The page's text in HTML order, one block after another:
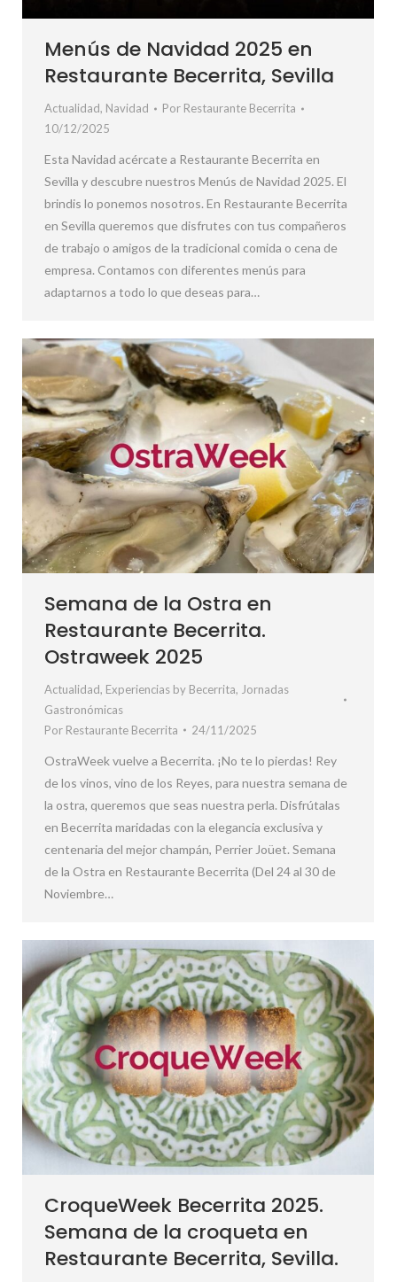
Menús de Navidad 2025 en
Restaurante Becerrita, Sevilla
Actualidad, Navidad Por Restaurante Becerrita
10/12/2025
Esta Navidad acércate a Restaurante Becerrita en
Sevilla y descubre nuestros Menús de Navidad 2025. El
brindis lo ponemos nosotros. En Restaurante Becerrita
en Sevilla queremos que disfrutes con tus compañeros
de trabajo o amigos de la tradicional comida o cena de
empresa. Contamos con diferentes menús para
adaptarnos a todo lo que deseas para…
Semana de la Ostra en
Restaurante Becerrita.
Ostraweek 2025
Actualidad, Experiencias by Becerrita, Jornadas
Gastronómicas
Por Restaurante Becerrita 24/11/2025
OstraWeek vuelve a Becerrita. ¡No te lo pierdas! Rey
de los vinos, vino de los Reyes, para nuestra semana de
la ostra, queremos que seas nuestra perla. Disfrútalas
en Becerrita maridadas con la elegancia exclusiva y
centenaria del mejor champán, Perrier Joüet. Semana
de la Ostra en Restaurante Becerrita (Del 24 al 30 de
Noviembre…
CroqueWeek Becerrita 2025.
Semana de la croqueta en
Restaurante Becerrita, Sevilla.